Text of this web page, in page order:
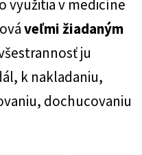
využitia v medicíne
veľmi žiadaným
ju
k nakladaniu,
dochucovaniu